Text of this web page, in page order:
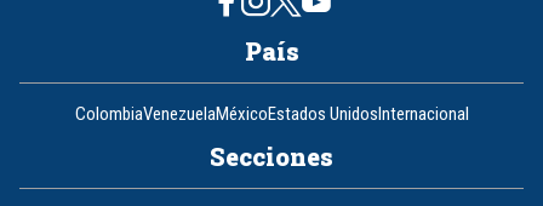
País
ColombiaVenezuelaMéxicoEstados UnidosInternacional
Secciones